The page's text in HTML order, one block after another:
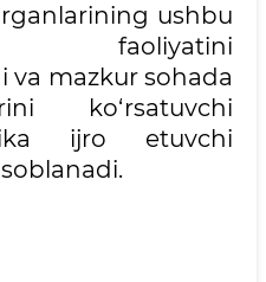
ushbu
faoliyatini
mazkur sohada
ko‘rsatuvchi
ijro etuvchi